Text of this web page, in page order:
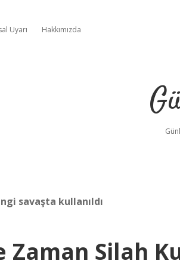
Uyarı Hakkımızda
savaşta kullanıldı
Zaman Silah